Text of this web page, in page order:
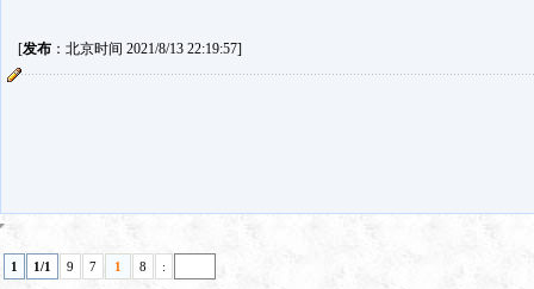
[发布：北京时间 2021/8/13 22:19:57]
1 1/1 9 7 1 8 :